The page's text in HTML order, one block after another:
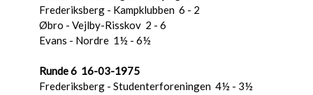
Frederiksberg - Kampklubben 6 - 2
Øbro - Vejlby-Risskov 2 - 6
Evans - Nordre 1½ - 6½
Runde 6 16-03-1975
Frederiksberg - Studenterforeningen 4½ - 3½